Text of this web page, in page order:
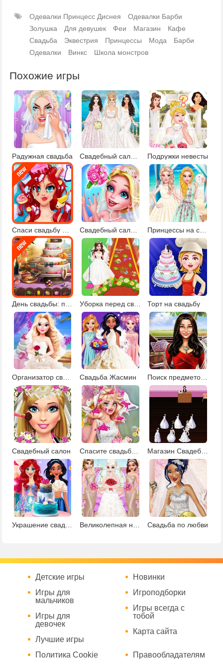
Одевалки Принцесс Диснея
Одевалки Барби
Золушка
Для девушек Феи Магазин
Кафе
Свадьба
Эквестрия Принцессы Мода
Барби
Одевалки
Винкс Школа монстров
Похожие игры
Радужная свадьба Свадебный салон 2 Подружки невесты
Свадебный салон красоты 2 Принцессы на свадьбе
Уборка перед свадьбой Торт на свадьбу
Организатор свадьбы Эльзы Свадьба Жасмин Поиск предметов: подготовка к свадьбе
Свадебный салон Спасите свадьбу Барби Магазин Свадебных платьев
Украшение свадебного торта для Инстаграм Великолепная невеста Свадьба по любви
Детские игры
Игры для
мальчиков
Игры для
девочек
Лучшие игры
Новинки
Игроподборки
Игры всегда с
тобой
Карта сайта
Политика Cookie Правообладателям